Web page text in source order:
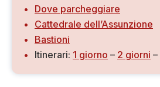
Dove parcheggiare
Cattedrale dell’Assunzione
Bastioni
Itinerari: 1 giorno – 2 giorni –